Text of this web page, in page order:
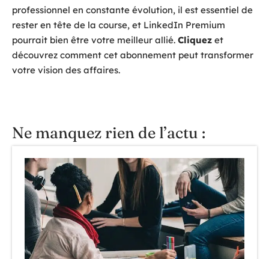
professionnel en constante évolution, il est essentiel de
rester en tête de la course, et LinkedIn Premium
pourrait bien être votre meilleur allié. Cliquez et
découvrez comment cet abonnement peut transformer
votre vision des affaires.
Ne manquez rien de l’actu :